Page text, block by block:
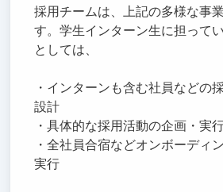
採用チームは、上記の多様な事
す。学生インターン生に担って
としては、
・インターンも含む社員などの
設計
・具体的な採用活動の企画・実
・全社員合宿などオンボーディ
実行